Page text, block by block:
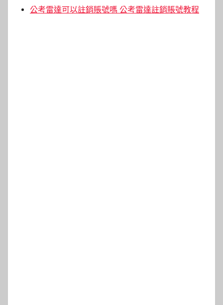
公考雷達可以註銷賬號嗎 公考雷達註銷賬號教程